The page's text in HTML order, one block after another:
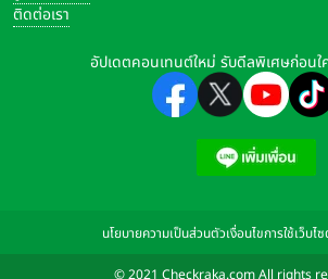
ติดต่อเรา
อัปเดตคอนเทนต์ใหม่ รับดีลพิเศษก่อนใ
นโยบายความเป็นส่วนตัวเงื่อนไขการใช้เว็บไ
© 2021 Checkraka.com All rights